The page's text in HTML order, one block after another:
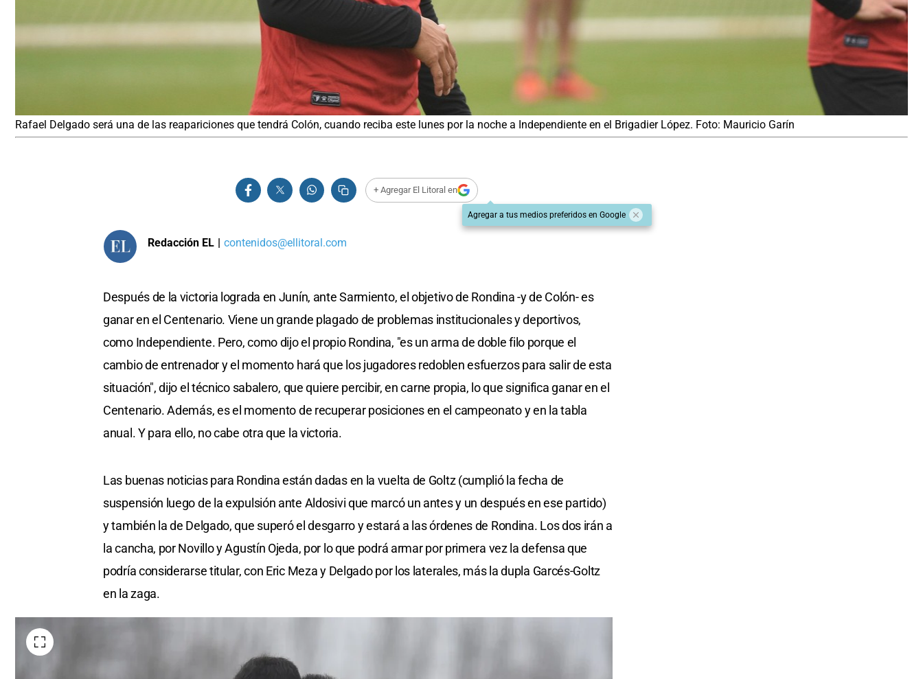
Rafael Delgado será una de las reapariciones que tendrá Colón, cuando reciba este lunes por la noche a Independiente en el Brigadier López. Foto: Mauricio Garín
+ Agregar El Litoral en
Agregar a tus medios preferidos en Google
Redacción EL | contenidos@ellitoral.com
Después de la victoria lograda en Junín, ante Sarmiento, el objetivo de Rondina -y de Colón- es
ganar en el Centenario. Viene un grande plagado de problemas institucionales y deportivos,
como Independiente. Pero, como dijo el propio Rondina, "es un arma de doble filo porque el
cambio de entrenador y el momento hará que los jugadores redoblen esfuerzos para salir de esta
situación", dijo el técnico sabalero, que quiere percibir, en carne propia, lo que significa ganar en el
Centenario. Además, es el momento de recuperar posiciones en el campeonato y en la tabla
anual. Y para ello, no cabe otra que la victoria.
Las buenas noticias para Rondina están dadas en la vuelta de Goltz (cumplió la fecha de
suspensión luego de la expulsión ante Aldosivi que marcó un antes y un después en ese partido)
y también la de Delgado, que superó el desgarro y estará a las órdenes de Rondina. Los dos irán a
la cancha, por Novillo y Agustín Ojeda, por lo que podrá armar por primera vez la defensa que
podría considerarse titular, con Eric Meza y Delgado por los laterales, más la dupla Garcés-Goltz
en la zaga.